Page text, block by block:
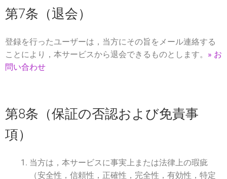
第7条（退会）
登録を行ったユーザーは，当方にその旨をメール連絡する
ことにより，本サービスから退会できるものとします。 » お
問い合わせ
第8条（保証の否認および免責事
項）
当方は，本サービスに事実上または法律上の瑕疵
（安全性，信頼性，正確性，完全性，有効性，特定